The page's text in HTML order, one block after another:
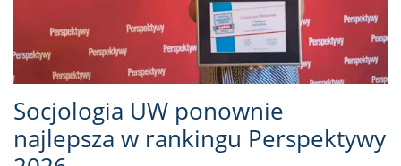
Socjologia UW ponownie
najlepsza w rankingu Perspektywy